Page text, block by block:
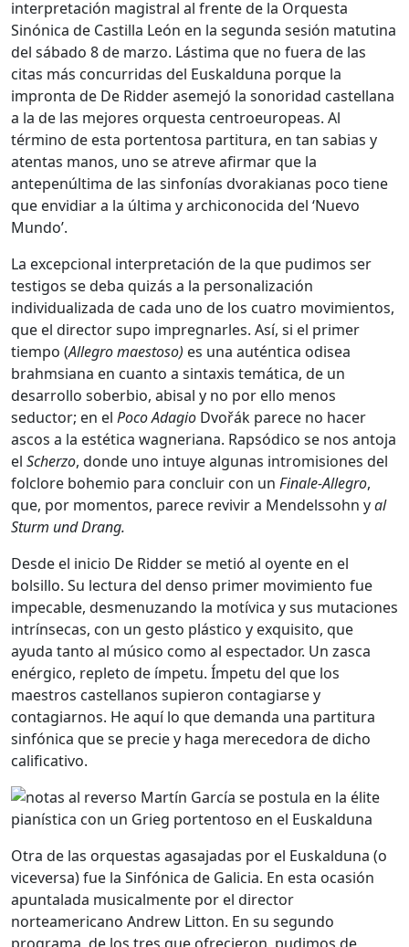
interpretación magistral al frente de la Orquesta
Sinónica de Castilla León en la segunda sesión matutina
del sábado 8 de marzo. Lástima que no fuera de las
citas más concurridas del Euskalduna porque la
impronta de De Ridder asemejó la sonoridad castellana
a la de las mejores orquesta centroeuropeas. Al
término de esta portentosa partitura, en tan sabias y
atentas manos, uno se atreve afirmar que la
antepenúltima de las sinfonías dvorakianas poco tiene
que envidiar a la última y archiconocida del ‘Nuevo
Mundo’.
La excepcional interpretación de la que pudimos ser
testigos se deba quizás a la personalización
individualizada de cada uno de los cuatro movimientos,
que el director supo impregnarles. Así, si el primer
tiempo (Allegro maestoso) es una auténtica odisea
brahmsiana en cuanto a sintaxis temática, de un
desarrollo soberbio, abisal y no por ello menos
seductor; en el Poco Adagio Dvořák parece no hacer
ascos a la estética wagneriana. Rapsódico se nos antoja
el Scherzo, donde uno intuye algunas intromisiones del
folclore bohemio para concluir con un Finale-Allegro,
que, por momentos, parece revivir a Mendelssohn yal
Sturm und Drang.
Desde el inicio De Ridder se metió al oyente en el
bolsillo. Su lectura del denso primer movimiento fue
impecable, desmenuzando la motívica y sus mutaciones
intrínsecas, con un gesto plástico y exquisito, que
ayuda tanto al músico como al espectador. Un zasca
enérgico, repleto de ímpetu. Ímpetu del que los
maestros castellanos supieron contagiarse y
contagiarnos. He aquí lo que demanda una partitura
sinfónica que se precie y haga merecedora de dicho
calificativo.
Otra de las orquestas agasajadas por el Euskalduna (o
viceversa) fue la Sinfónica de Galicia. En esta ocasión
apuntalada musicalmente por el director
norteamericano Andrew Litton. En su segundo